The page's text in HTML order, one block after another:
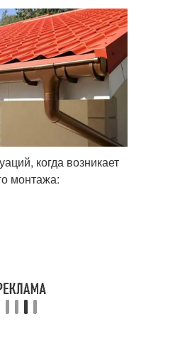
когда возникает
монтажа: